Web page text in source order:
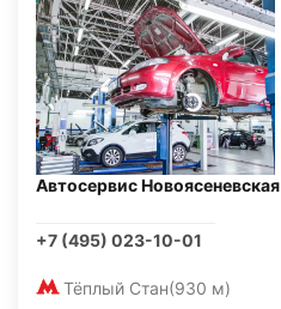
Автосервис Новоясеневская
+7 (495) 023-10-01
Тёплый Стан(930 м)